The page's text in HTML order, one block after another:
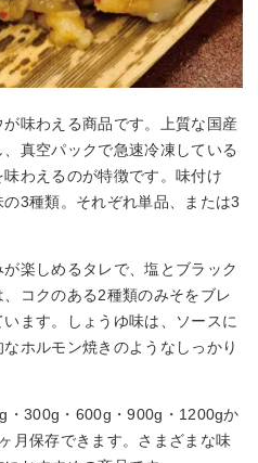
味わえる商品です。上質な国産
真空パックで急速冷凍している
わえるのが特徴です。味付け
3種類。それぞれ単品、または3
楽しめるタレで、塩とブラック
コクのある2種類のみそをブレ
ます。しょうゆ味は、ソースに
ホルモン焼きのようなしっかり
・300g・600g・900g・1200gか
月保存できます。さまざまな味